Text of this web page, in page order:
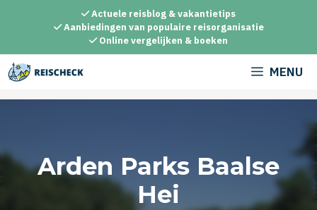
inhoud
Actuele reisblog & vakantietips
Aanbiedingen van populaire reisorganisatie
Online vergelijken & boeken
MENU
Arden Parks Baalse
Hei